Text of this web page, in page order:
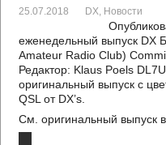
25.07.2018 DX, Новости
еженедельный выпуск DX
Amateur Radio Club)
Редактор: Klaus Poels
оригинальный выпуск с
QSL от DX’s.
См. оригинальный выпуск